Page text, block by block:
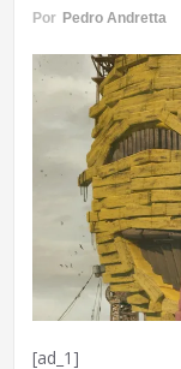
Por Pedro Andretta
[ad_1]